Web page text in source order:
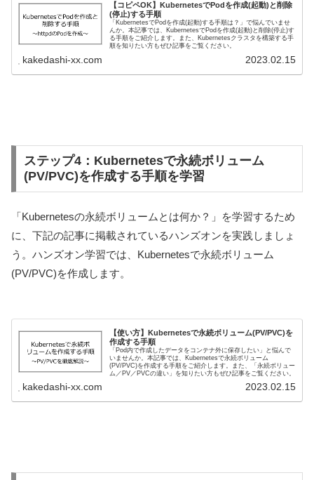
【コピペOK】KubernetesでPodを作成(起動)と削除
(停止)する手順
「KubernetesでPodを作成(起動)する手順は？」で悩んでいませ
んか。本記事では、KubernetesでPodを作成(起動)と削除(停止)す
る手順をご紹介します。また、Kubernetesクラスタを構築する手
順を知りたい方もぜひ記事をご覧ください。
kakedashi-xx.com 2023.02.15
ステップ4：Kubernetesで永続ボリューム
(PV/PVC)を作成する手順を学習
「Kubernetesの永続ボリュームとは何か？」を学習するため
に、下記の記事に掲載されているハンズオンを実践しましょ
う。ハンズオン学習では、Kubernetesで永続ボリューム
(PV/PVC)を作成します。
【使い方】Kubernetesで永続ボリューム(PV/PVC)を
作成する手順
「Pod内で作成したデータをコンテナ外に保存したい」と悩んで
いませんか。本記事では、Kubernetesで永続ボリューム
(PV/PVC)を作成する手順をご紹介します。また、「永続ボリュー
ム／PV／PVCの違い」を知りたい方もぜひ記事をご覧ください。
kakedashi-xx.com 2023.02.15